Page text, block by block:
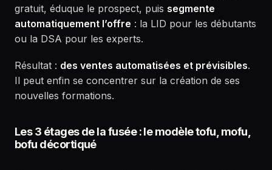
gratuit, éduque le prospect, puis segmente
automatiquement l’offre : la LID pour les débutants
ou la DSA pour les experts.
Résultat : des ventes automatisées et prévisibles.
Il peut enfin se concentrer sur la création de ses
nouvelles formations.
Les 3 étages de la fusée : le modèle tofu, mofu,
bofu décortiqué